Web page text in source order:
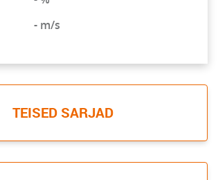
- m/s
TEISED SARJAD